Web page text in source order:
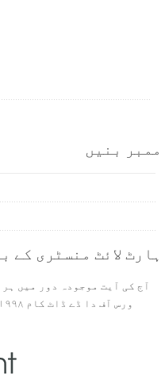
ممبر بنیں
ہارٹ لائٹ منسٹری کے